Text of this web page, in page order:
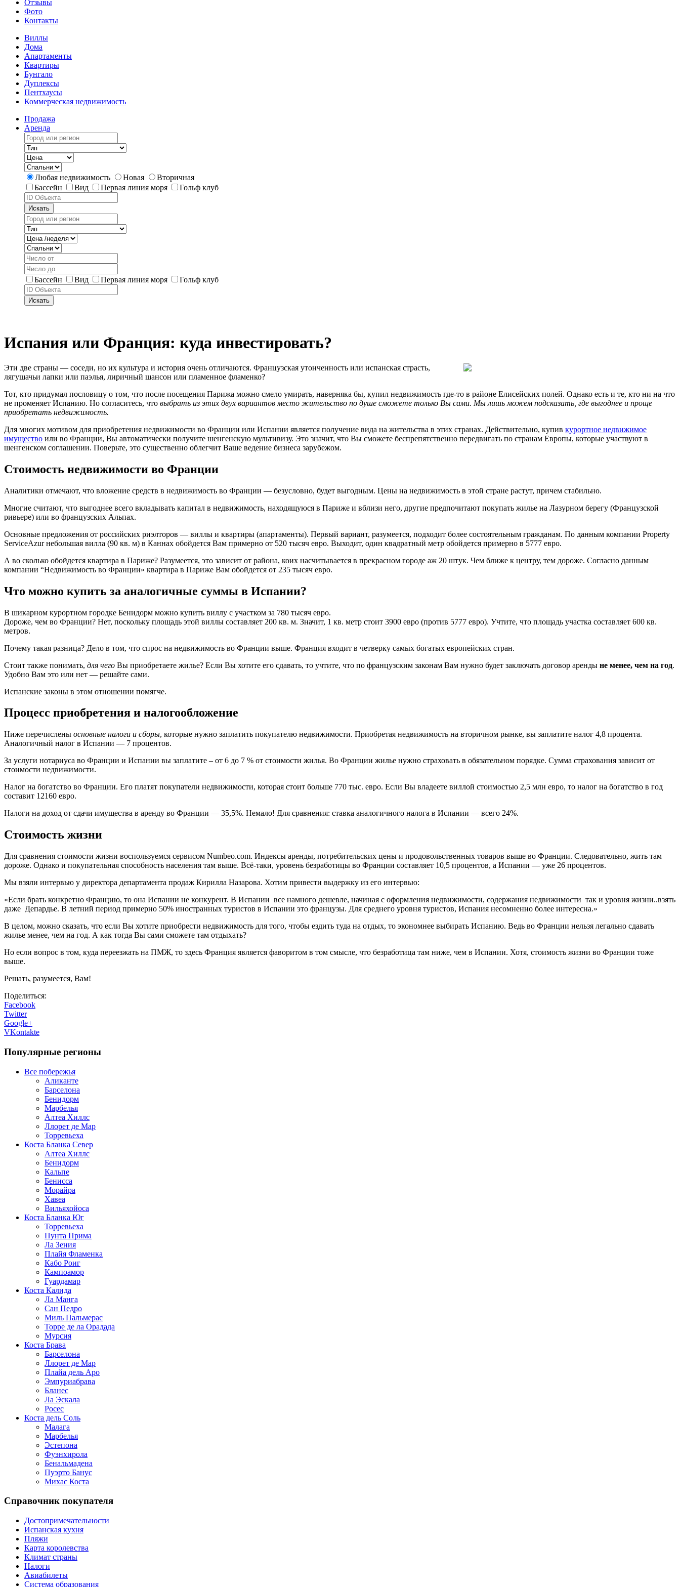
Отзывы
Фото
Контакты
Виллы
Дома
Апартаменты
Квартиры
Бунгало
Дуплексы
Пентхаусы
Коммерческая недвижимость
Продажа
Аренда
Любая недвижимость Новая
Вторичная
Бассейн
Вид Первая линия моря Гольф клуб
Искать
Бассейн Вид Первая линия моря Гольф клуб
Искать
Испания или Франция: куда инвестировать?
Эти две страны — соседи, но их культура и история очень отличаются. Французская утонченность или испанская страсть,
лягушачьи лапки или паэлья, лиричный шансон или пламенное фламенко?
Тот, кто придумал пословицу о том, что после посещения Парижа можно смело умирать, наверняка бы, купил недвижимость где-то в районе Елисейских полей. Однако есть и те, кто ни на что
не променяет Испанию. Но согласитесь, что выбрать из этих двух вариантов место жительство по душе сможете только Вы сами. Мы лишь можем подсказать, где выгоднее и проще
приобретать недвижимость.
Для многих мотивом для приобретения недвижимости во Франции или Испании является получение вида на жительства в этих странах. Действительно, купив курортное недвижимое
имущество или во Франции, Вы автоматически получите шенгенскую мультивизу. Это значит, что Вы сможете беспрепятственно передвигать по странам Европы, которые участвуют в
шенгенском соглашении. Поверьте, это существенно облегчит Ваше ведение бизнеса зарубежом.
Стоимость недвижимости во Франции
Аналитики отмечают, что вложение средств в недвижимость во Франции — безусловно, будет выгодным. Цены на недвижимость в этой стране растут, причем стабильно.
Многие считают, что выгоднее всего вкладывать капитал в недвижимость, находящуюся в Париже и вблизи него, другие предпочитают покупать жилье на Лазурном берегу (Французской
ривьере) или во французских Альпах.
Основные предложения от российских риэлторов — виллы и квартиры (апартаменты). Первый вариант, разумеется, подходит более состоятельным гражданам. По данным компании Property
ServiceAzur небольшая вилла (90 кв. м) в Каннах обойдется Вам примерно от 520 тысяч евро. Выходит, один квадратный метр обойдется примерно в 5777 евро.
А во сколько обойдется квартира в Париже? Разумеется, это зависит от района, коих насчитывается в прекрасном городе аж 20 штук. Чем ближе к центру, тем дороже. Согласно данным
компании “Недвижимость во Франции» квартира в Париже Вам обойдется от 235 тысяч евро.
Что можно купить за аналогичные суммы в Испании?
В шикарном курортном городке Бенидорм можно купить виллу с участком за 780 тысяч евро.
Дороже, чем во Франции? Нет, поскольку площадь этой виллы составляет 200 кв. м. Значит, 1 кв. метр стоит 3900 евро (против 5777 евро). Учтите, что площадь участка составляет 600 кв.
метров.
Почему такая разница? Дело в том, что спрос на недвижимость во Франции выше. Франция входит в четверку самых богатых европейских стран.
Стоит также понимать, для чего Вы приобретаете жилье? Если Вы хотите его сдавать, то учтите, что по французским законам Вам нужно будет заключать договор аренды не менее, чем на год.
Удобно Вам это или нет — решайте сами.
Испанские законы в этом отношении помягче.
Процесс приобретения и налогообложение
Ниже перечислены основные налоги и сборы, которые нужно заплатить покупателю недвижимости. Приобретая недвижимость на вторичном рынке, вы заплатите налог 4,8 процента.
Аналогичный налог в Испании — 7 процентов.
За услуги нотариуса во Франции и Испании вы заплатите – от 6 до 7 % от стоимости жилья. Во Франции жилье нужно страховать в обязательном порядке. Сумма страхования зависит от
стоимости недвижимости.
Налог на богатство во Франции. Его платят покупатели недвижимости, которая стоит больше 770 тыс. евро. Если Вы владеете виллой стоимостью 2,5 млн евро, то налог на богатство в год
составит 12160 евро.
Налоги на доход от сдачи имущества в аренду во Франции — 35,5%. Немало! Для сравнения: ставка аналогичного налога в Испании — всего 24%.
Стоимость жизни
Для сравнения стоимости жизни воспользуемся сервисом Numbeo.com. Индексы аренды, потребительских цены и продовольственных товаров выше во Франции. Следовательно, жить там
дороже. Однако и покупательная способность населения там выше. Всё-таки, уровень безработицы во Франции составляет 10,5 процентов, а Испании — уже 26 процентов.
Мы взяли интервью у директора департамента продаж Кирилла Назарова. Хотим привести выдержку из его интервью:
«Если брать конкретно Францию, то она Испании не конкурент. В Испании все намного дешевле, начиная с оформления недвижимости, содержания недвижимости так и уровня жизни..взять
даже Депардье. В летний период примерно 50% иностранных туристов в Испании это французы. Для среднего уровня туристов, Испания несомненно более интересна.»
В целом, можно сказать, что если Вы хотите приобрести недвижимость для того, чтобы ездить туда на отдых, то экономнее выбирать Испанию. Ведь во Франции нельзя легально сдавать
жилье менее, чем на год. А как тогда Вы сами сможете там отдыхать?
Но если вопрос в том, куда переезжать на ПМЖ, то здесь Франция является фаворитом в том смысле, что безработица там ниже, чем в Испании. Хотя, стоимость жизни во Франции тоже
выше.
Решать, разумеется, Вам!
Поделиться:
Facebook
Twitter
Google+
VKontakte
Популярные регионы
Все побережья
Аликанте
Барселона
Бенидорм
Марбелья
Алтеа Хиллс
Ллорет де Мар
Торревьеха
Коста Бланка Север
Алтеа Хиллс
Бенидорм
Кальпе
Бенисса
Морайра
Хавеа
Вильяхойоса
Коста Бланка Юг
Торревьеха
Пунта Прима
Ла Зения
Плайя Фламенка
Кабо Роиг
Кампоамор
Гуардамар
Коста Калида
Ла Манга
Сан Педро
Миль Пальмерас
Торре де ла Орадада
Мурсия
Коста Брава
Барселона
Ллорет де Мар
Плайа дель Аро
Эмпуриабрава
Бланес
Ла Эскала
Росес
Коста дель Соль
Малага
Марбелья
Эстепона
Фуэнхирола
Бенальмадена
Пуэрто Банус
Михас Коста
Справочник покупателя
Достопримечательности
Испанская кухня
Пляжи
Карта королевства
Климат страны
Налоги
Авиабилеты
Система образования